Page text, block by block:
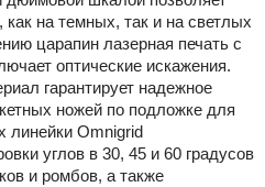
на темных, так и на светлых
царапин лазерная печать с
оптические искажения.
гарантирует надежное
ножей по подложке для
линейки Omnigrid
углов в 30, 45 и 60 градусов
и ромбов, а также